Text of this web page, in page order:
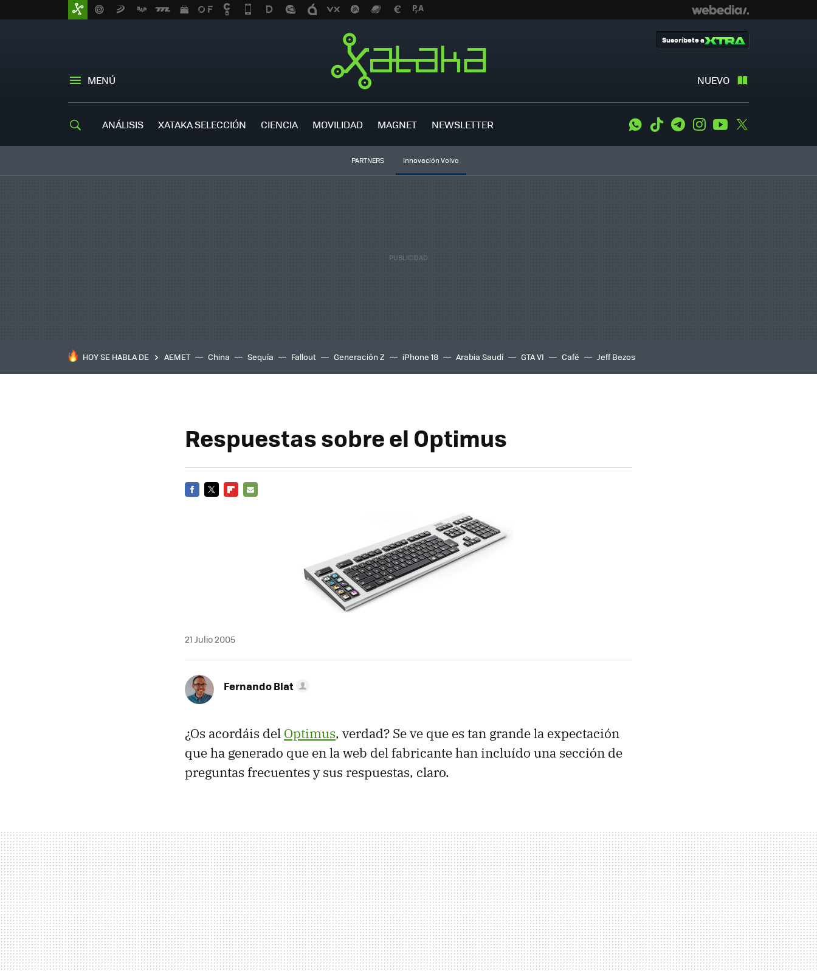
MENÚ NUEVO
Suscríbete a
ANÁLISIS XATAKA SELECCIÓN CIENCIA MOVILIDAD MAGNET NEWSLETTER WhatsApp
Tiktok TelegramInstagramYoutube
PARTNERS Innovación Volvo
HOY SE HABLA DE AEMET China Sequía Fallout Generación Z iPhone 18 Arabia Saudí GTA VI Café Jeff Bezos
Respuestas sobre el Optimus
21 Julio 2005
Fernando Blat
¿Os acordáis del Optimus, verdad? Se ve que es tan grande la expectación
que ha generado que en la web del fabricante han incluído una sección de
preguntas frecuentes y sus respuestas, claro.